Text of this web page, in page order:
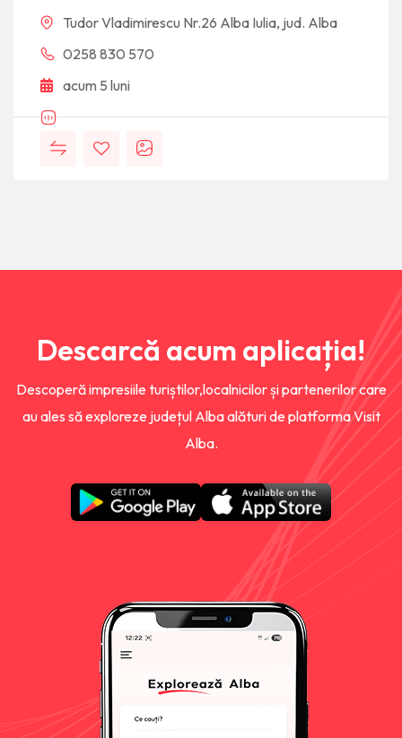
Tudor Vladimirescu Nr.26 Alba Iulia, jud. Alba
0258 830 570
acum 5 luni
Descarcă acum aplicația!
Descoperă impresiile turiștilor,localnicilor și partenerilor care
au ales să exploreze județul Alba alături de platforma Visit
Alba.